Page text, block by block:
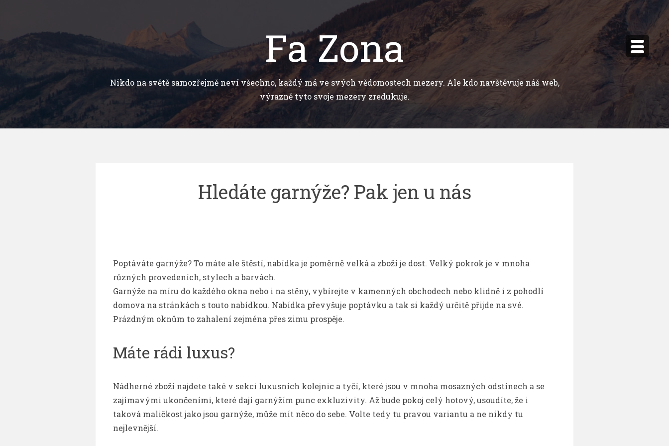
obsahu
Fa Zona
Nikdo na světě samozřejmě neví všechno, každý má ve svých vědomostech mezery. Ale kdo navštěvuje náš web,
výrazně tyto svoje mezery zredukuje.
Hledáte garnýže? Pak jen u nás
Poptáváte garnýže? To máte ale štěstí, nabídka je poměrně velká a zboží je dost. Velký pokrok je v mnoha
různých provedeních, stylech a barvách.
Garnýže na míru do každého okna nebo i na stěny, vybírejte v kamenných obchodech nebo klidně i z pohodlí
domova na stránkách s touto nabídkou. Nabídka převyšuje poptávku a tak si každý určitě přijde na své.
Prázdným oknům to zahalení zejména přes zimu prospěje.
Máte rádi luxus?
Nádherné zboží najdete také v sekci luxusních kolejnic a tyčí, které jsou v mnoha mosazných odstínech a se
zajímavými ukončeními, které dají garnýžím punc exkluzivity. Až bude pokoj celý hotový, usoudíte, že i
taková maličkost jako jsou garnýže, může mít něco do sebe. Volte tedy tu pravou variantu a ne nikdy tu
nejlevnější.